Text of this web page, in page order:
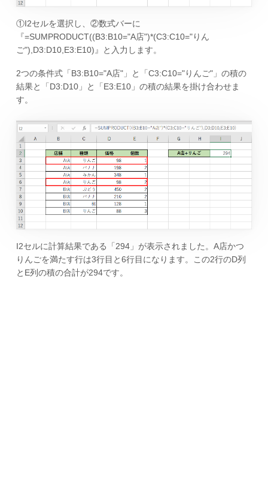
①I2セルを選択し、②数式バーに
『=SUMPRODUCT((B3:B10="A店")*(C3:C10="りん
ご"),D3:D10,E3:E10)』と入力します。
2つの条件式「B3:B10="A店"」と「C3:C10="りんご"」の積の
結果と「D3:D10」と「E3:E10」の積の結果を掛け合わせま
す。
I2セルに計算結果である「294」が表示されました。A店かつ
りんごを満たす行は3行目と6行目になります。この2行のD列
とE列の積の合計が294です。